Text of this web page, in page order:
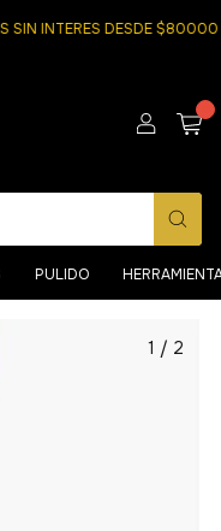
INTERES DESDE $80000
PULIDO
1 / 2